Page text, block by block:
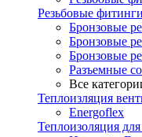
Резьбовые фитинги
Бронзовые
Бронзовые
Бронзовые
Разъемные
Все
Теплоизляция
Energoflex
Теплоизоляция